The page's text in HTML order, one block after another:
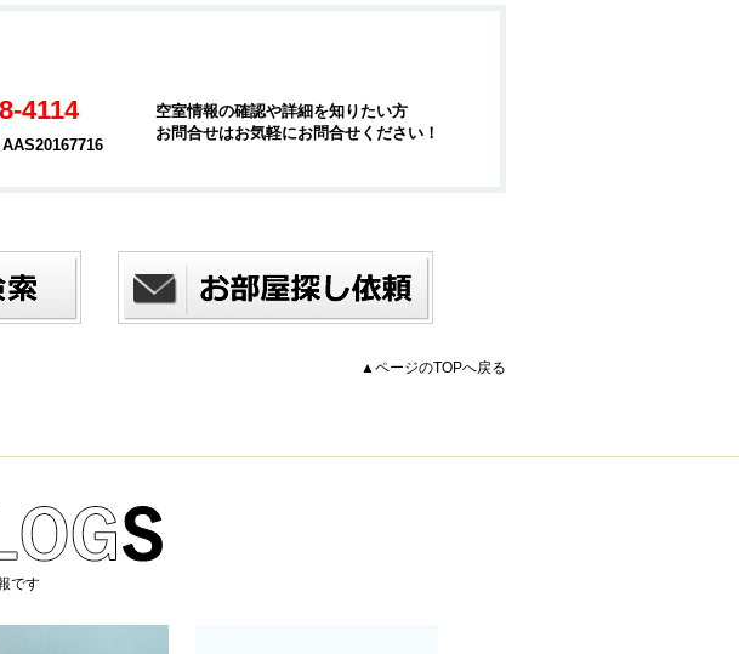
4114
AAS20167716
空室情報の確認や詳細を知りたい方
お問合せはお気軽にお問合せください！
▲ページのTOPへ戻る
です